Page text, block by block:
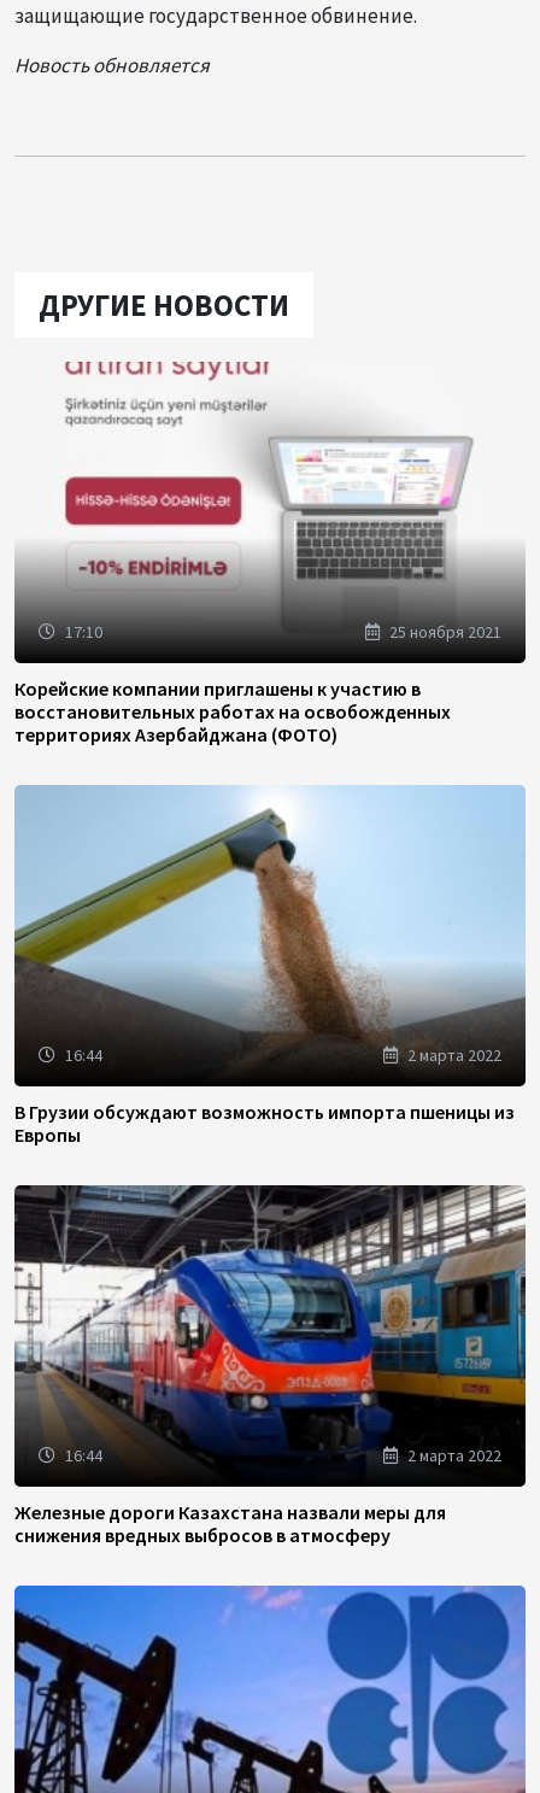
защищающие государственное обвинение.
Новость обновляется
ДРУГИЕ НОВОСТИ
17:10 25 ноября 2021
Корейские компании приглашены к участию в
восстановительных работах на освобожденных
территориях Азербайджана (ФОТО)
16:44 2 марта 2022
В Грузии обсуждают возможность импорта пшеницы из
Европы
16:44 2 марта 2022
Железные дороги Казахстана назвали меры для
снижения вредных выбросов в атмосферу